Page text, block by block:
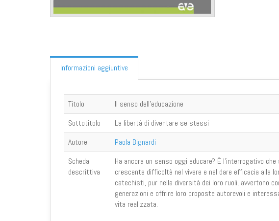
Informazioni aggiuntive
Titolo
Il senso dell'educazione
Sottotitolo
La libertà di diventare se stessi
Autore
Paola Bignardi
Scheda
descrittiva
Ha ancora un senso oggi educare? È l'interrogativo
crescente difficoltà nel vivere e nel dare efficacia alla
catechisti, pur nella diversità dei loro ruoli, avvertono
generazioni e offrire loro proposte autorevoli e
vita realizzata.